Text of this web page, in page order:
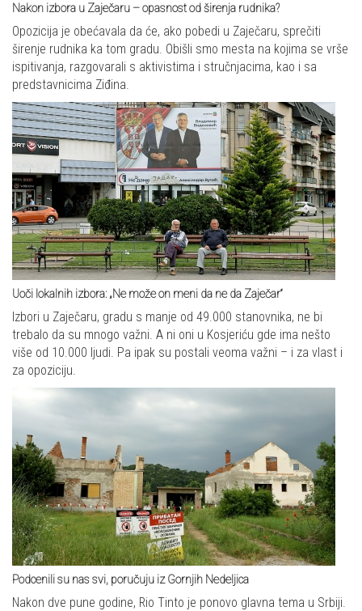
Nakon izbora u Zaječaru – opasnost od širenja rudnika?
Opozicija je obećavala da će, ako pobedi u Zaječaru, sprečiti
širenje rudnika ka tom gradu. Obišli smo mesta na kojima se vrše
ispitivanja, razgovarali s aktivistima i stručnjacima, kao i sa
predstavnicima Ziđina.
Uoči lokalnih izbora: „Ne može on meni da ne da Zaječar“
Izbori u Zaječaru, gradu s manje od 49.000 stanovnika, ne bi
trebalo da su mnogo važni. A ni oni u Kosjeriću gde ima nešto
više od 10.000 ljudi. Pa ipak su postali veoma važni – i za vlast i
za opoziciju.
Podcenili su nas svi, poručuju iz Gornjih Nedeljica
Nakon dve pune godine, Rio Tinto je ponovo glavna tema u Srbiji.